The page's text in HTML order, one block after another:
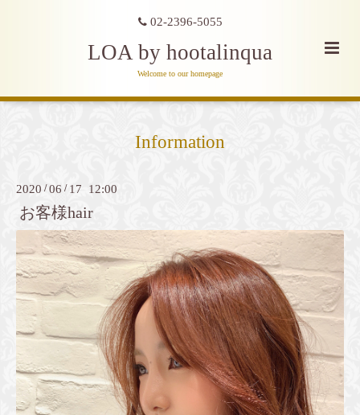
02-2396-5055
LOA by hootalinqua
Welcome to our homepage
Information
2020 /06 / 17 12:00
お客様hair